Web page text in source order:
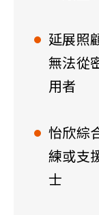
延展照
無法從
用者
怡欣綜
練或支
士